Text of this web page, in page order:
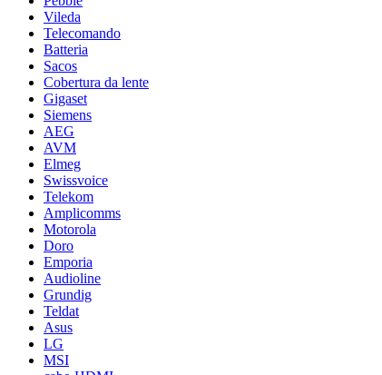
Vileda
Telecomando
Batteria
Sacos
Cobertura da lente
Gigaset
Siemens
AEG
AVM
Elmeg
Swissvoice
Telekom
Amplicomms
Motorola
Doro
Emporia
Audioline
Grundig
Teldat
Asus
LG
MSI